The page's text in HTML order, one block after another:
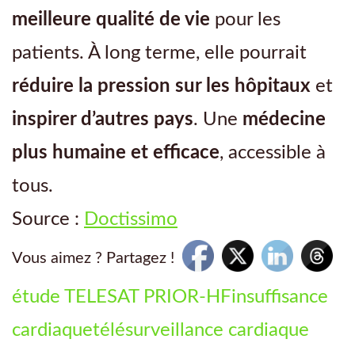
meilleure qualité de vie pour les
patients. À long terme, elle pourrait
réduire la pression sur les hôpitaux et
inspirer d’autres pays. Une médecine
plus humaine et efficace, accessible à
tous.
Source : Doctissimo
Vous aimez ? Partagez !
étude TELESAT PRIOR-HFinsuffisance
cardiaquetélésurveillance cardiaque